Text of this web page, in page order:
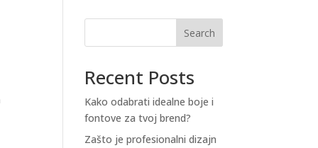
Search
Recent Posts
Kako odabrati idealne boje i
fontove za tvoj brend?
Zašto je profesionalni dizajn